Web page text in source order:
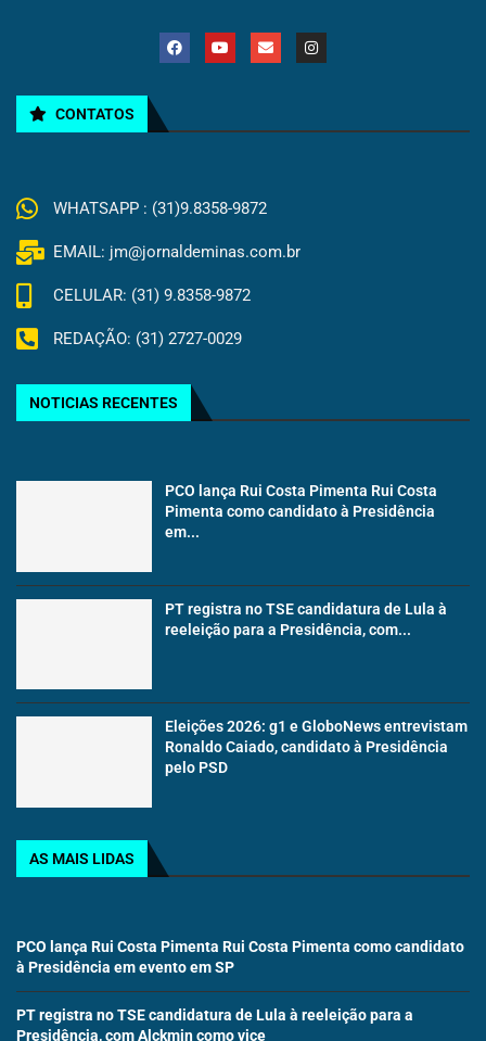
CONTATOS
WHATSAPP : (31)9.8358-9872
EMAIL: jm@jornaldeminas.com.br
CELULAR: (31) 9.8358-9872
REDAÇÃO: (31) 2727-0029
NOTICIAS RECENTES
PCO lança Rui Costa Pimenta Rui Costa
Pimenta como candidato à Presidência
em...
PT registra no TSE candidatura de Lula à
reeleição para a Presidência, com...
Eleições 2026: g1 e GloboNews entrevistam
Ronaldo Caiado, candidato à Presidência
pelo PSD
AS MAIS LIDAS
PCO lança Rui Costa Pimenta Rui Costa Pimenta como candidato
à Presidência em evento em SP
PT registra no TSE candidatura de Lula à reeleição para a
Presidência, com Alckmin como vice